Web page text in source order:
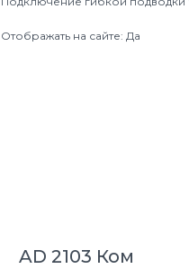
Отображать на сайте: Да
AD 2103 Ком